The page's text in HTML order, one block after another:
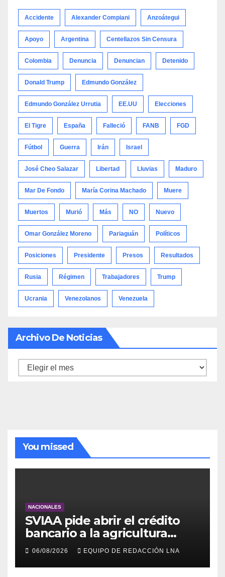
Accidente Alexander Compiani Anzoátegui
Apoyo Argentina Centellazos Sin Censura
Colombia Denuncia Denuncian Detenido
Donald Trump Edmundo González
Edmundo González Urrutia EE.UU Elecciones
El Tigre España Falleció FANB FGD
Fútbol Guerra Irán Israel
José Cheo Salazar Libertad Lluvias Maduro
Mar De Fondo María Corina Machado Muere
Muertos Murió Más NO Nuevo
Omar González Moreno Pariaguán Políticos
Posiciones Presidente Presos Resultados
Rusia Régimen Trabajadores Trump
Ucrania Venezolanos Venezuela
Archivo De Noticias
Archivo
You missed
NACIONALES
SVIAA pide abrir el crédito
bancario a la agricultura
familiar en Venezuela
06/08/2026 EQUIPO DE REDACCIÓN LNA